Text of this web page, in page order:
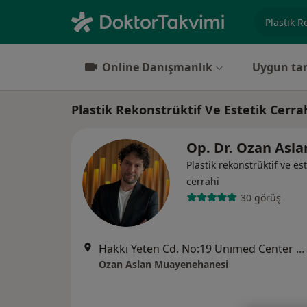
Online Danışmanlık Uygun
Plastik Rekonstrüktif Ve Estetik
Op. Dr. Ozan
Plastik rekonstrüktif ve
cerrahi
30 görüş
Hakkı Yeten Cd. No:19 Unımed Center K:3, İstanbul
Ozan Aslan Muayenehanesi